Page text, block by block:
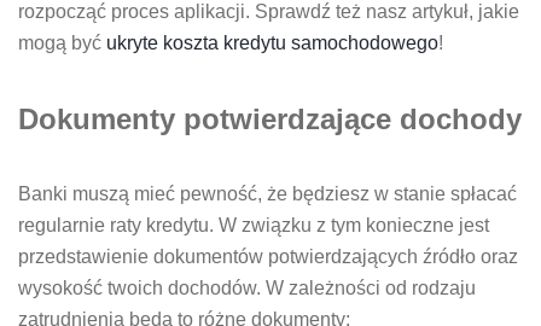
rozpocząć proces aplikacji. Sprawdź też nasz artykuł, jakie
mogą być ukryte koszta kredytu samochodowego!
Dokumenty potwierdzające dochody
Banki muszą mieć pewność, że będziesz w stanie spłacać
regularnie raty kredytu. W związku z tym konieczne jest
przedstawienie dokumentów potwierdzających źródło oraz
wysokość twoich dochodów. W zależności od rodzaju
zatrudnienia będą to różne dokumenty: